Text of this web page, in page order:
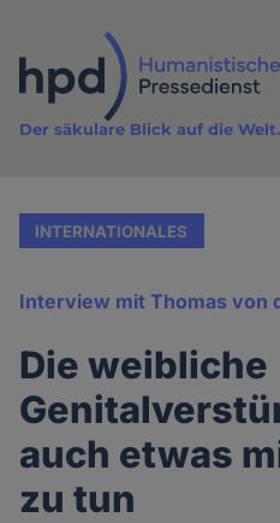
Inhalt
Der säkulare Blick auf die Welt.
INTERNATIONALES
Interview mit Thomas von
Die weibliche
auch etwas
zu tun